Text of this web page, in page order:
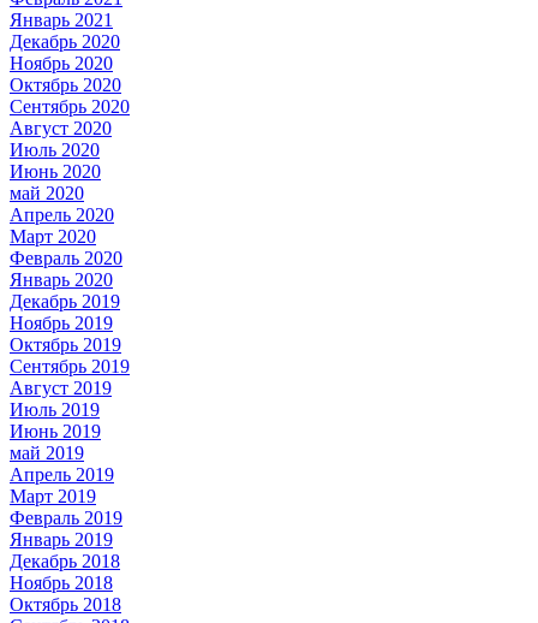
Январь 2021
Декабрь 2020
Ноябрь 2020
Октябрь 2020
Сентябрь 2020
Август 2020
Июль 2020
Июнь 2020
май 2020
Апрель 2020
Март 2020
Февраль 2020
Январь 2020
Декабрь 2019
Ноябрь 2019
Октябрь 2019
Сентябрь 2019
Август 2019
Июль 2019
Июнь 2019
май 2019
Апрель 2019
Март 2019
Февраль 2019
Январь 2019
Декабрь 2018
Ноябрь 2018
Октябрь 2018